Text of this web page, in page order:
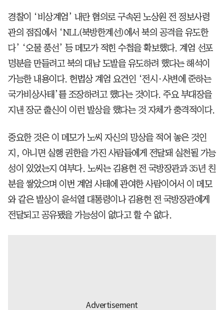
경찰이 ‘비상계엄’ 내란 혐의로 구속된 노상원 전 정보사령
관의 점집에서 ‘NLL(북방한계선)에서 북의 공격을 유도한
다’ ‘오물 풍선’ 등 메모가 적힌 수첩을 확보했다. 계엄 선포
명분을 만들려고 북의 대남 도발을 유도하려 했다는 해석이
가능한 내용이다. 헌법상 계엄 요건인 ‘전시·사변에 준하는
국가비상사태’를 조장하려고 했다는 것이다. 주요 부대장을
지낸 장군 출신이 이런 발상을 했다는 것 자체가 충격적이다.
중요한 것은 이 메모가 노씨 자신의 망상을 적어 놓은 것인
지, 아니면 실행 권한을 가진 사람들에게 전달돼 실천될 가능
성이 있었는지 여부다. 노씨는 김용현 전 국방장관과 35년 친
분을 쌓았으며 이번 계엄 사태에 관여한 사람이어서 이 메모
와 같은 발상이 윤석열 대통령이나 김용현 전 국방장관에게
전달되고 공유됐을 가능성이 없다고 할 수 없다.